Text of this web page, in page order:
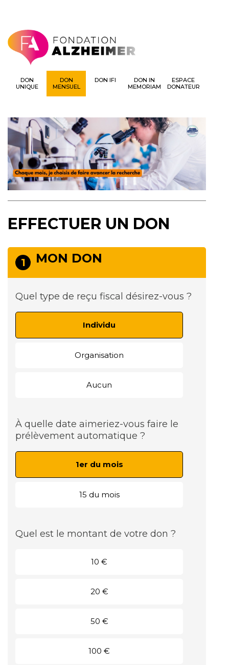
DON
UNIQUE
DON
MENSUEL
DON IFI
DON IN
MEMORIAM
ESPACE
DONATEUR
EFFECTUER UN DON
1 MON DON
Quel type de reçu fiscal désirez-vous ?
Individu
Organisation
Aucun
À quelle date aimeriez-vous faire le
prélèvement automatique ?
1er du mois
15 du mois
Quel est le montant de votre don ?
10 €
20 €
50 €
100 €